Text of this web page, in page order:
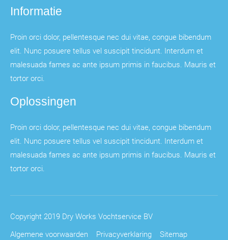
Informatie
Proin orci dolor, pellentesque nec dui vitae, congue bibendum
elit. Nunc posuere tellus vel suscipit tincidunt. Interdum et
malesuada fames ac ante ipsum primis in faucibus. Mauris et
tortor orci.
Oplossingen
Proin orci dolor, pellentesque nec dui vitae, congue bibendum
elit. Nunc posuere tellus vel suscipit tincidunt. Interdum et
malesuada fames ac ante ipsum primis in faucibus. Mauris et
tortor orci.
Copyright 2019 Dry Works Vochtservice BV
Algemene voorwaarden
Privacyverklaring Sitemap